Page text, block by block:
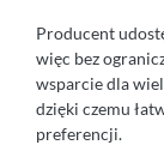
Producent
więc bez
wsparcie dla
dzięki czemu
preferencji.